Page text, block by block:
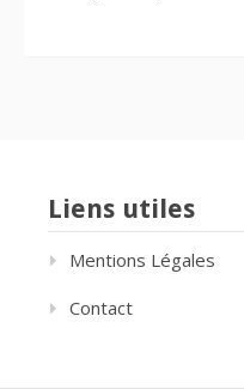
Liens utiles
Mentions Légales
Contact